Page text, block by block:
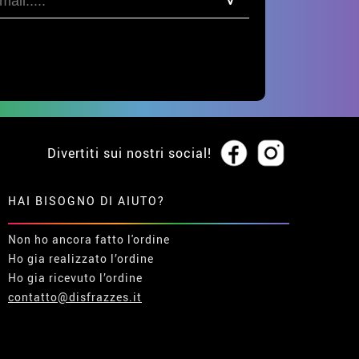
Divertiti sui nostri social!
HAI BISOGNO DI AIUTO?
Non ho ancora fatto l'ordine
Ho gia realizzato l’ordine
Ho gia ricevuto l’ordine
contatto@disfrazzes.it